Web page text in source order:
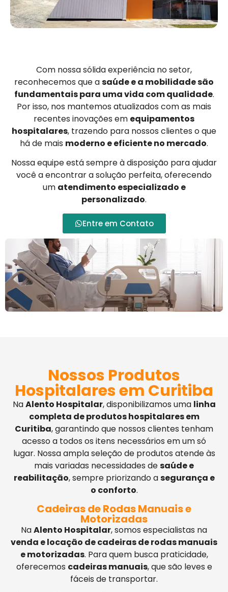
Com nossa sólida experiência no setor,
reconhecemos que asaúde e a mobilidade são
fundamentais para uma vida com qualidade.
Por isso, nos mantemos atualizados com as mais
recentes inovações em equipamentos
hospitalares, trazendo para nossos clientes o que
há de mais moderno e eficiente no mercado.
Nossa equipe está sempre à disposição para ajudar
você a encontrar a solução perfeita, oferecendo
um atendimento especializado e
personalizado.
Entre em Contato
Nossos Produtos
Hospitalares em Curitiba
NaAlento Hospitalar, disponibilizamos uma linha
completa de produtos hospitalares em
Curitiba, garantindo que nossos clientes tenham
acesso a todos os itens necessários em um só
lugar. Nossa ampla seleção de produtos atende às
mais variadas necessidades desaúde e
reabilitação, sempre priorizando asegurança e
o conforto.
Cadeiras de Rodas Manuais e
Motorizadas
NaAlento Hospitalar, somos especialistas na
venda e locação de cadeiras de rodas manuais
e motorizadas. Para quem busca praticidade,
oferecemos cadeiras manuais, que são leves e
fáceis de transportar.